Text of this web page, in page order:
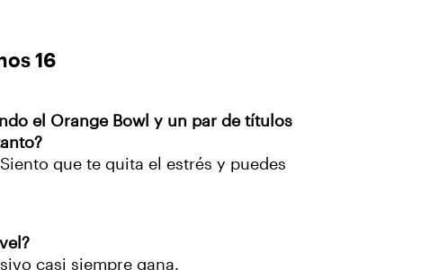
16
el Orange Bowl y un par de títulos
que te quita el estrés y puedes
casi siempre gana.